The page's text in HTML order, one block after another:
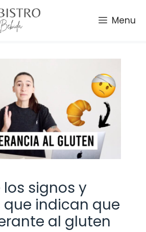
Menu
signos y
indican que
al gluten